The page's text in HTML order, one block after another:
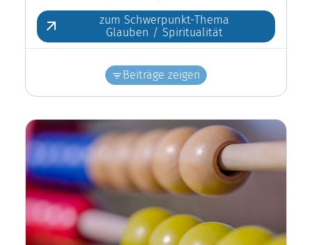
zum Schwerpunkt-Thema
Glauben / Spiritualität
Beiträge zeigen